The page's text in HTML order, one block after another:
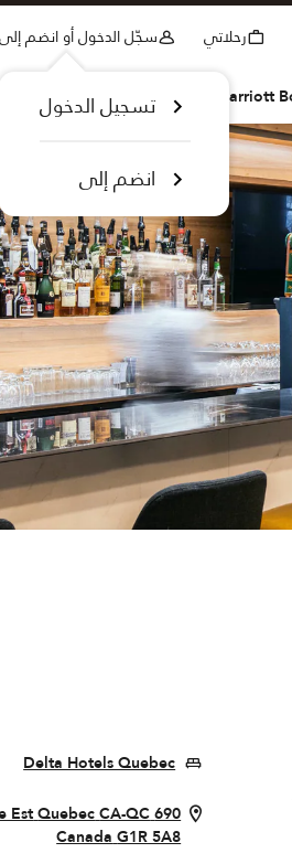
رحلاتي سجّل الدخول أو انضم إلى
تسجيل الدخول
انضم إلى
Delta Hotels Quebec
690 Boul Rene-Levesque Est
QuebecCA-QC
CanadaG1R 5A8